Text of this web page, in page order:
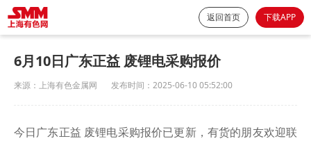
返回首页 下载APP
6月10日广东正益 废锂电采购报价
来源： 上海有色金属网 发布时间： 2025-06-10 05:52:00
今日广东正益 废锂电采购报价已更新，有货的朋友欢迎联